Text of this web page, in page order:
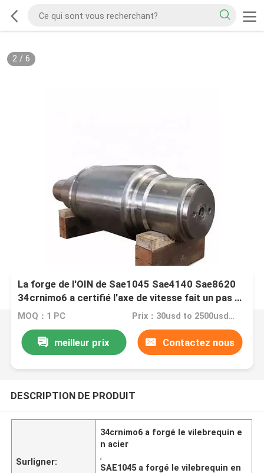
2/ 6
La forge de l'OIN de Sae1045 Sae4140 Sae8620
34crnimo6 a certifié l'axe de vitesse fait un pas en
acier
MOQ：1 PC Prix：30usd to 2500usd per piece
meilleur prix Contactez nous
DESCRIPTION DE PRODUIT
Surligner:
34crnimo6 a forgé le vilebrequin e
n acier
,
SAE1045 a forgé le vilebrequin en